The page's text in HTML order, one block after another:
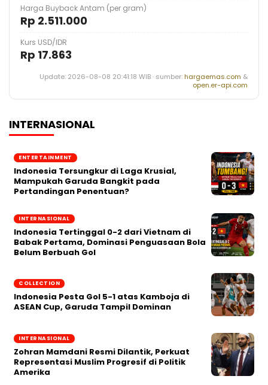
Harga Buyback Antam (per gram)
Rp 2.511.000
Kurs USD/IDR
Rp 17.863
Update: 2026-08-08 20:41:18 WIB · sumber: hargaemas.com &
open.er-api.com
INTERNASIONAL
ENTERTAINMENT
Indonesia Tersungkur di Laga Krusial,
Mampukah Garuda Bangkit pada
Pertandingan Penentuan?
INTERNASIONAL
Indonesia Tertinggal 0-2 dari Vietnam di
Babak Pertama, Dominasi Penguasaan Bola
Belum Berbuah Gol
COLLECTION
Indonesia Pesta Gol 5-1 atas Kamboja di
ASEAN Cup, Garuda Tampil Dominan
INTERNASIONAL
Zohran Mamdani Resmi Dilantik, Perkuat
Representasi Muslim Progresif di Politik
Amerika